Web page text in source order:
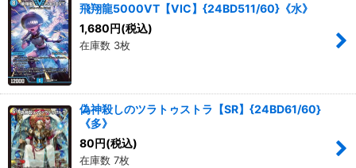
飛翔龍5000VT【VIC】{24BD511/60}《水》
1,680円(税込)
在庫数 3枚
偽神殺しのツラトゥストラ【SR】{24BD61/60}
《多》
80円(税込)
在庫数 7枚